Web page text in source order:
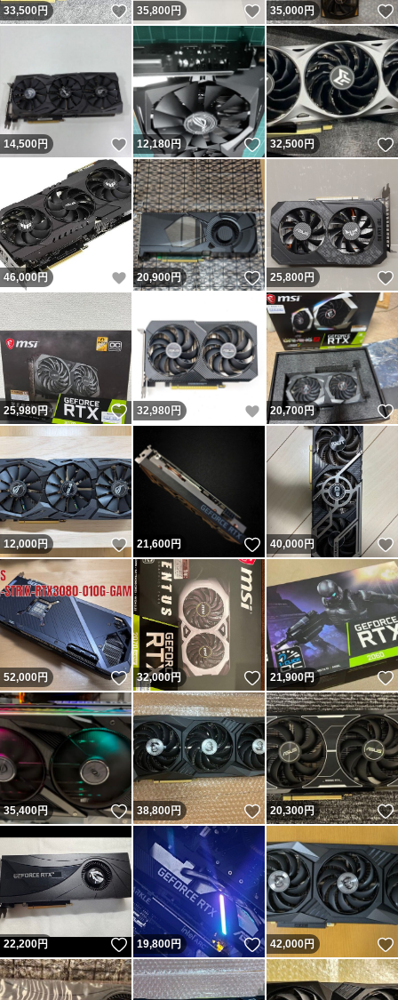
33,500円 いいね！
35,800円 いいね！
35,000円
14,500円 いいね！
12,180円 いいね！
32,500円
46,000円 いいね！
20,900円 いいね！
25,800円
25,980円 いいね！
32,980 円 いいね！
20,700円
12,000 円 いいね！
21,600円 いいね！
40,000円
52,000円 いいね！
32,000円 いいね！
21,900円
35,400円 いいね！
38,800円 いいね！
20,300円
22,200円 いいね！
19,800円 いいね！
42,000円